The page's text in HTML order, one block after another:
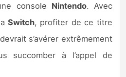
console Nintendo. Avec
Switch, profiter de ce titre
s’avérer extrêmement
succomber à l’appel de